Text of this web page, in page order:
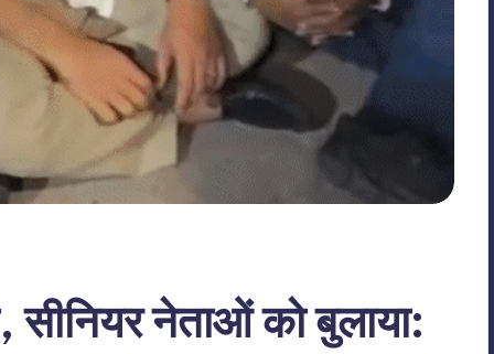
सीनियर नेताओं को बुलाया: